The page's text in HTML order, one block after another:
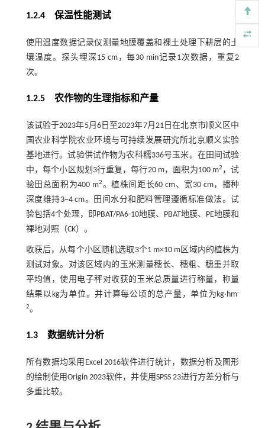
1.2.4 保温性能测试
使用温度数据记录仪测量地膜覆盖和裸土处理下耕层的土
壤温度。探头埋深15 cm，每30 min记录1次数据，重复2
次。
1.2.5 农作物的生理指标和产量
该试验于2023年5月6日至2023年7月21日在北京市顺义区中
国农业科学院农业环境与可持续发展研究所北京顺义实验
基地进行。试验供试作物为农科糯336号玉米。在田间试验
中，每个小区规划3行重复，每行20 m，面积为100 m2 ，试
验田总面积为400 m2。植株间距长60 cm、宽30 cm，播种
深度维持3~4 cm。田间水分和肥料管理遵循标准做法。试
验包括4个处理，即PBAT/PA6-10地膜、PBAT地膜、PE地膜和
裸地对照（CK）。
收获后，从每个小区随机选取3个1 m×10 m区域内的植株为
测试对象。对该区域内的玉米测量穗长、穗粗、穗重并取
平均值，使用电子秤对收获的玉米总质量进行称量，称量
结果以kg为单位。并计算每公顷的总产量，单位为kg·hm-
2。
1.3 数据统计分析
所有数据均采用Excel 2016软件进行统计，数据分析及图形
的绘制使用Origin 2023软件，并使用SPSS 23进行方差分析与
多重比较。